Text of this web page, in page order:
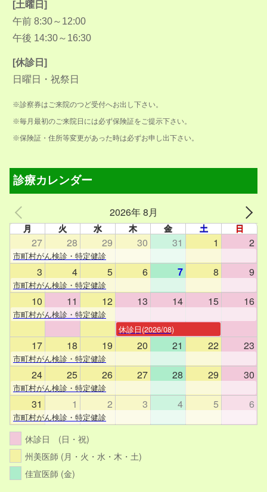
[土曜日]
午前 8:30～12:00
午後 14:30～16:30
[休診日]
日曜日・祝祭日
※診察券はご来院のつど受付へお出し下さい。
※毎月最初のご来院日には必ず保険証をご提示下さい。
※保険証・住所等変更があった時は必ずお申し出下さい。
診療カレンダー
2026年 8月
月 火 水 木 金 土 日
27 28 29 30 31 1 2
市町村がん検診・特定健診
3 4 5 6 7 8 9
市町村がん検診・特定健診
10 11 12 13 14 15 16
市町村がん検診・特定健診
休診日(2026/08)
17 18 19 20 21 22 23
市町村がん検診・特定健診
24 25 26 27 28 29 30
市町村がん検診・特定健診
31 1 2 3 4 5 6
市町村がん検診・特定健診
休診日 (日・祝)
州美医師 (月・火・水・木・土)
佳宣医師 (金)